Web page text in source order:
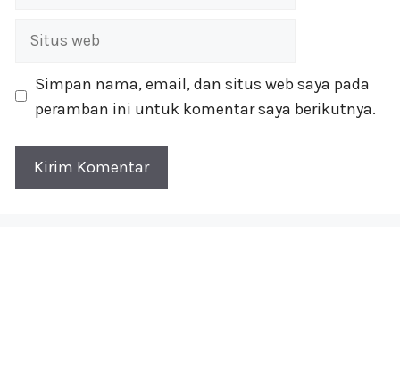
Situs
Simpan nama, email, dan situs web saya pada
peramban ini untuk komentar saya berikutnya.